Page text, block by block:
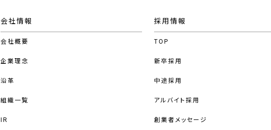
会社情報
会社概要
企業理念
沿革
組織一覧
IR
採用情報
TOP
新卒採用
中途採用
アルバイト採用
創業者メッセージ